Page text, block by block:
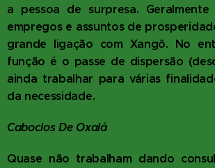
a pessoa de surpresa.
empregos e assuntos de
grande ligação com Xangô. No
função é o passe de dispersão
ainda trabalhar para várias
da necessidade.
Caboclos De Oxalá
Quase não trabalham dando